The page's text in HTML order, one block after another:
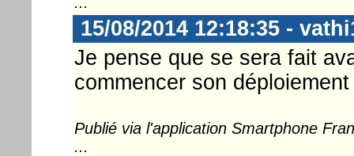
15/08/2014 12:18:35 -
Je pense que se sera fait
commencer son
Publié via l'application Smartphone
...